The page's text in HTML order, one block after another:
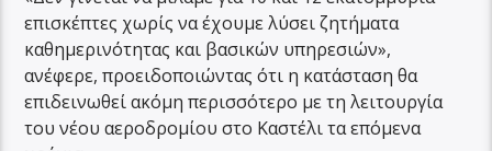
επισκέπτες χωρίς να έχουμε λύσει ζητήματα
καθημερινότητας και βασικών υπηρεσιών»,
ανέφερε, προειδοποιώντας ότι η κατάσταση θα
επιδεινωθεί ακόμη περισσότερο με τη λειτουργία
του νέου αεροδρομίου στο Καστέλι τα επόμενα